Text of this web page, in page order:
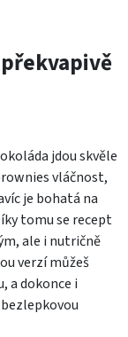
jdou skvěle
vláčnost,
je bohatá na
tomu se recept
ale i nutričně
verzí můžeš
a dokonce i